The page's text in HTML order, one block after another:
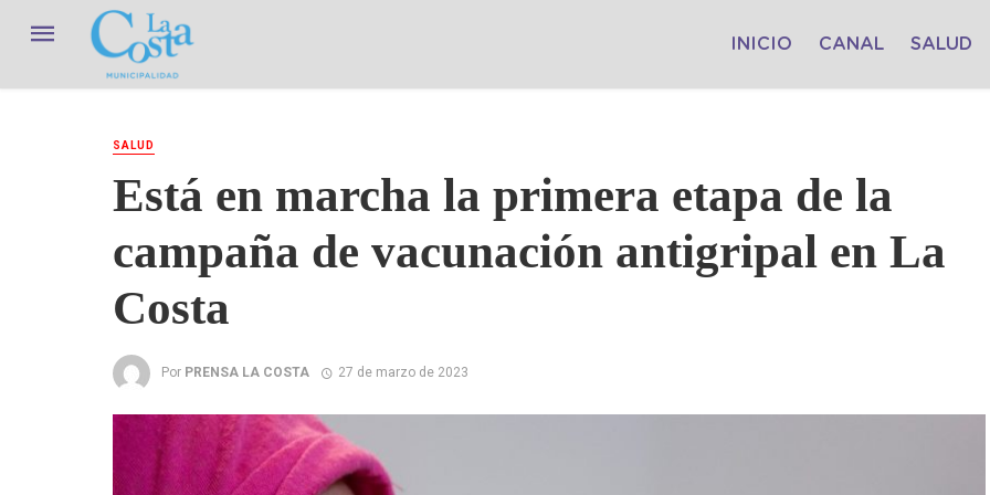
INICIO CANAL SALUD
SALUD
Está en marcha la primera etapa de la
campaña de vacunación antigripal en La
Costa
Por PRENSA LA COSTA 27 de marzo de 2023